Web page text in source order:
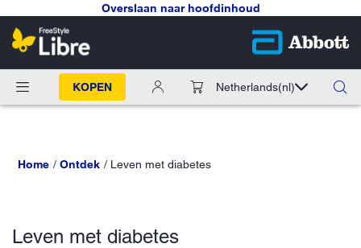
Overslaan naar hoofdinhoud
KOPEN Netherlands(nl)
Home Ontdek Leven met diabetes
Leven met diabetes